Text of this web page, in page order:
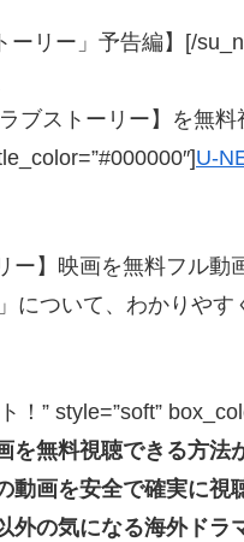
ーリー」予告編】[/
ブストーリー】を無
U-
ー】映画を無料フル動
について、わかりや
” style=”soft”
無料視聴できる方法
動画を安全で確実に視
外の気になる海外ド